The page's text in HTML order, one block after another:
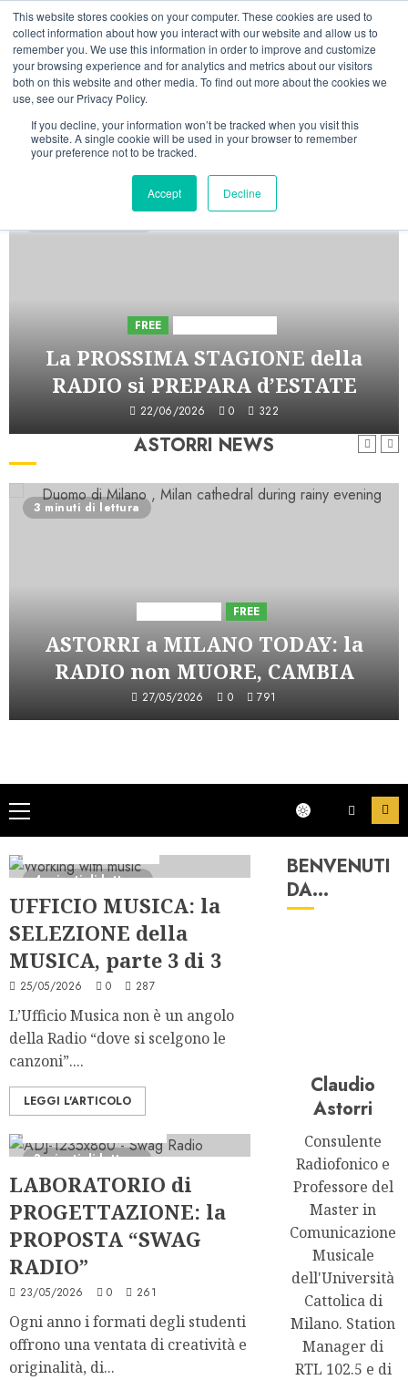
This website stores cookies on your computer. These cookies are used to
collect information about how you interact with our website and allow us to
remember you. We use this information in order to improve and customize
your browsing experience and for analytics and metrics about our visitors
both on this website and other media. To find out more about the cookies we
use, see our Privacy Policy.
If you decline, your information won’t be tracked when you visit this
website. A single cookie will be used in your browser to remember
your preference not to be tracked.
Accept Decline
Vai
contenuto
06/08/202611:08:42
LinkedinFacebook
X TelegramWhatsappMastodon
INIZIATIVE ASTORRI
FREE
La PROSSIMA STAGIONE della
RADIO si PREPARA d’ESTATE
22/06/2026 0 322
ASTORRI NEWS
3 minuti di lettura
FREE
ASTORRI a MILANO TODAY: la
RADIO non MUORE, CAMBIA
27/05/2026 0 791
Menu
principale
4 minuti di lettura
UFFICIO MUSICA: la
SELEZIONE della
MUSICA, parte 3 di 3
25/05/2026 0 287
L’Ufficio Musica non è un angolo
della Radio “dove si scelgono le
canzoni”....
LEGGI L'ARTICOLO
3 minuti di lettura
Consulenza Radio
LABORATORIO di
PROGETTAZIONE: la
PROPOSTA “SWAG
RADIO”
23/05/2026 0 261
Ogni anno i formati degli studenti
offrono una ventata di creatività e
originalità, di...
BENVENUTI
DA…
Claudio
Astorri
Consulente
Radiofonico e
Professore del
Master in
Comunicazione
Musicale
dell'Università
Cattolica di
Milano. Station
Manager di
RTL 102.5 e di